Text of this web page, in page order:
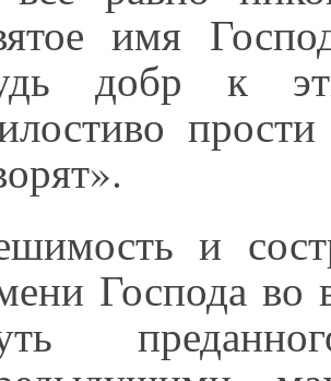
имя
добр к
и
Господа во